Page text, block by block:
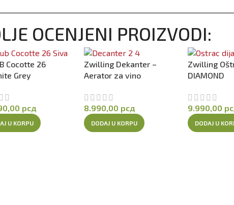
OCENJENI PROIZVODI:
Cocotte 26
Grey
рсд
U KORPU
Zwilling Dekanter –
Aerator za vino
8.990,00 рсд
DODAJ U KORPU
Zwilling
DIAMOND
9.990,00
DODAJ U